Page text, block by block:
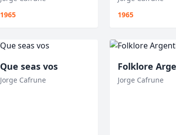
1965
1965
Que seas vos
Jorge Cafrune
Folklore
Jorge Cafrune